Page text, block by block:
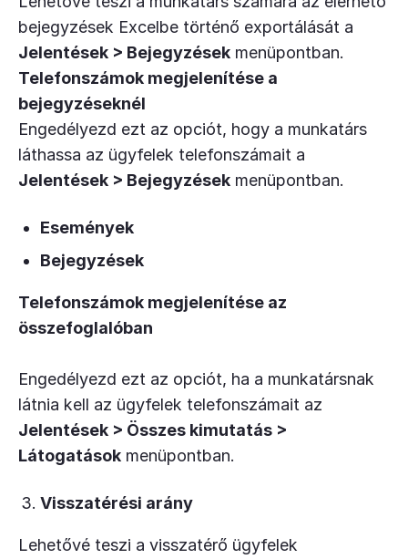
bejegyzések Excelbe történő exportálását a
Jelentések > Bejegyzések menüpontban.
Telefonszámok megjelenítése a
bejegyzéseknél
Engedélyezd ezt az opciót, hogy a munkatárs
láthassa az ügyfelek telefonszámait a
Jelentések > Bejegyzések menüpontban.
Események
Bejegyzések
Telefonszámok megjelenítése az
összefoglalóban
Engedélyezd ezt az opciót, ha a munkatársnak
látnia kell az ügyfelek telefonszámait az
Jelentések > Összes kimutatás >
Látogatások menüpontban.
Visszatérési arány
Lehetővé teszi a visszatérő ügyfelek